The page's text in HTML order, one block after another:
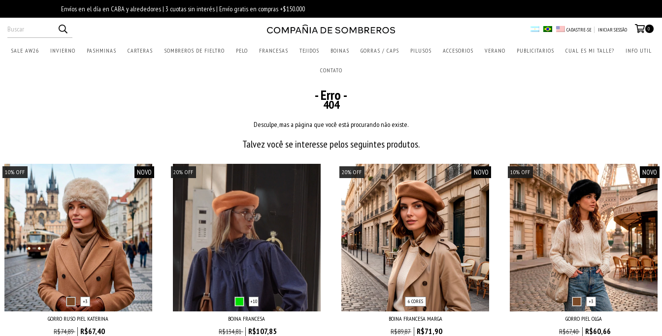
CADASTRE-SE INICIAR SESSÃO 0
SALE AW26 INVIERNO PASHMINAS CARTERAS SOMBREROS DE FIELTRO PELO FRANCESAS TEJIDOS BOINAS GORRAS / CAPS PILUSOS ACCESORIOS VERANO PUBLICITARIOS CUAL ES MI TALLE? INFO UTIL
CONTATO
- Erro -
404
Desculpe, mas a página que você está procurando não existe.
Talvez você se interesse pelos seguintes produtos.
10% OFF NOVO
+3
GORRO RUSO PIEL KATERINA
R$74,89 R$67,40
20%OFF
+10
BOINA FRANCESA
R$134,81 R$107,85
20%OFF NOVO
6 CORES
BOINA FRANCESA MARGA
R$89,87 R$71,90
10%OFF NOVO
+3
GORRO PIEL OLGA
R$67,40 R$60,66